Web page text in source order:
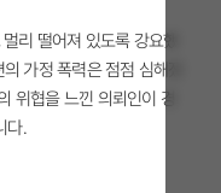
리 떨어져 있도록 강요했
가정 폭력은 점점 심해졌
위협을 느낀 의뢰인이 경
다.